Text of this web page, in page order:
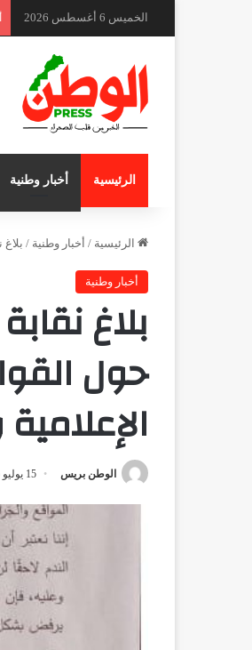
الخميس 6 أغسطس 2026
الرئيسية أخبار وطنية
الرئيسية / أخبار وطنية /
أخبار وطنية
بلاغ
حول
الوطن بريس 15 يوليو 2025